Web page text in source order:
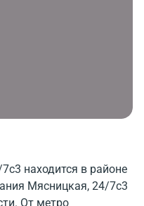
находится в районе
Мясницкая, 24/7с3
От метро